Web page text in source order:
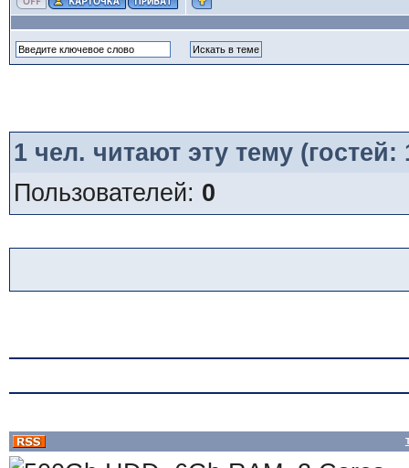
1чел. читают эту тему
Пользователей: 0